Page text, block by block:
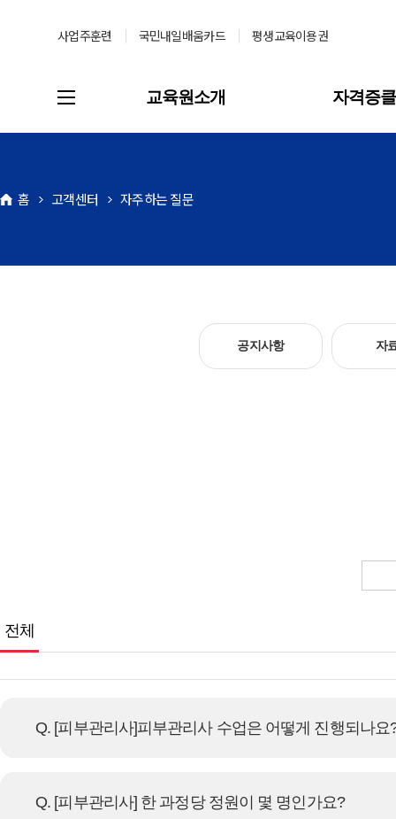
사업주훈련 국민내일배움카드 평생교육이용권
교육원소개 자격증
공지사항 자
고객센터 자주하는 질문
전체
Q. [피부관리사]피부관리사 수업은 어떻게 진행되나요
Q. [피부관리사] 한 과정당 정원이 몇 명인가요?